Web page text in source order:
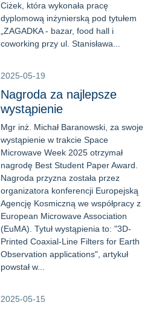
Ciżek, która wykonała pracę
dyplomową inżynierską pod tytułem
„ZAGADKA - bazar, food hall i
coworking przy ul. Stanisława...
2025-05-19
Nagroda za najlepsze
wystąpienie
Mgr inż. Michał Baranowski, za swoje
wystąpienie w trakcie Space
Microwave Week 2025 otrzymał
nagrodę Best Student Paper Award.
Nagroda przyzna została przez
organizatora konferencji Europejską
Agencję Kosmiczną we współpracy z
European Microwave Association
(EuMA). Tytuł wystąpienia to: "3D-
Printed Coaxial-Line Filters for Earth
Observation applications", artykuł
powstał w...
2025-05-15